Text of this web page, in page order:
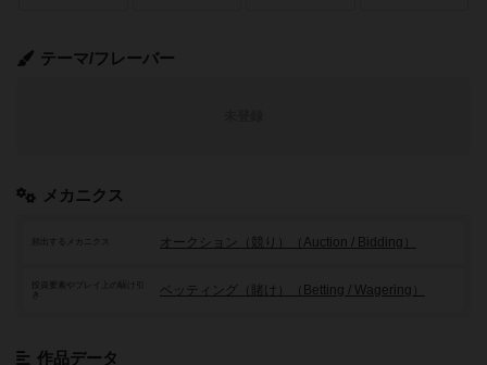
テーマ/フレーバー
メカニクス
頻出するメカニクス オークション（競り）（Auction / Bidding）
投資要素やプレイ上の駆け引
き
ベッティング（賭け）（Betting / Wagering）
作品データ